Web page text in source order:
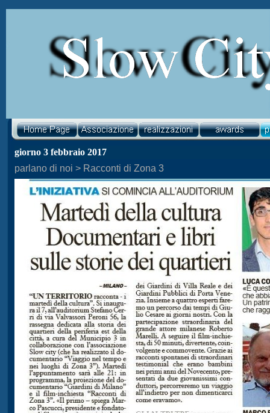
giorno 3 febbraio 2017
parlano di noi > Racconti di Zona 3